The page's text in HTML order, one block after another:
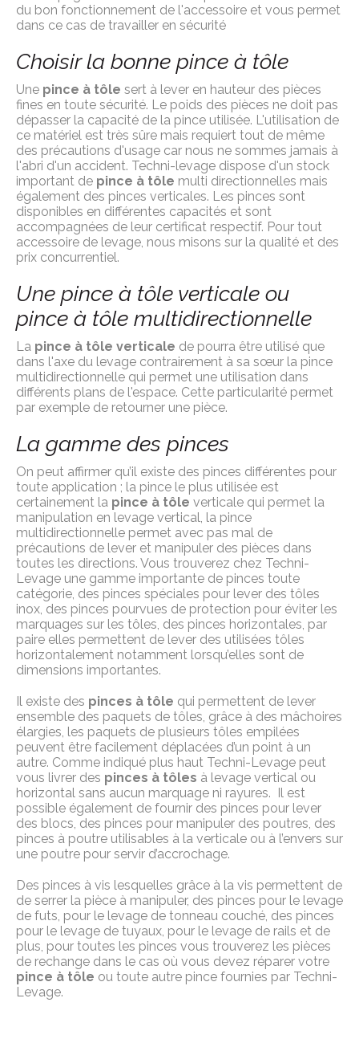
du bon fonctionnement de l'accessoire et vous permet
dans ce cas de travailler en sécurité
Choisir la bonne pince à tôle
Une pince à tôle sert à lever en hauteur des pièces
fines en toute sécurité. Le poids des pièces ne doit pas
dépasser la capacité de la pince utilisée. L'utilisation de
ce matériel est très sûre mais requiert tout de même
des précautions d'usage car nous ne sommes jamais à
l'abri d'un accident. Techni-levage dispose d'un stock
important de pince à tôle multi directionnelles mais
également des pinces verticales. Les pinces sont
disponibles en différentes capacités et sont
accompagnées de leur certificat respectif. Pour tout
accessoire de levage, nous misons sur la qualité et des
prix concurrentiel.
Une pince à tôle verticale ou
pince à tôle multidirectionnelle
La pince à tôle verticale de pourra être utilisé que
dans l'axe du levage contrairement à sa sœur la pince
multidirectionnelle qui permet une utilisation dans
différents plans de l'espace. Cette particularité permet
par exemple de retourner une pièce.
La gamme des pinces
On peut affirmer qu’il existe des pinces différentes pour
toute application ; la pince le plus utilisée est
certainement la pince à tôle verticale qui permet la
manipulation en levage vertical, la pince
multidirectionnelle permet avec pas mal de
précautions de lever et manipuler des pièces dans
toutes les directions. Vous trouverez chez Techni-
Levage une gamme importante de pinces toute
catégorie, des pinces spéciales pour lever des tôles
inox, des pinces pourvues de protection pour éviter les
marquages sur les tôles, des pinces horizontales, par
paire elles permettent de lever des utilisées tôles
horizontalement notamment lorsqu’elles sont de
dimensions importantes.
Il existe des pinces à tôle qui permettent de lever
ensemble des paquets de tôles, grâce à des mâchoires
élargies, les paquets de plusieurs tôles empilées
peuvent être facilement déplacées d’un point à un
autre. Comme indiqué plus haut Techni-Levage peut
vous livrer des pinces à tôles à levage vertical ou
horizontal sans aucun marquage ni rayures. Il est
possible également de fournir des pinces pour lever
des blocs, des pinces pour manipuler des poutres, des
pinces à poutre utilisables à la verticale ou à l’envers sur
une poutre pour servir d’accrochage.
Des pinces à vis lesquelles grâce à la vis permettent de
de serrer la pièce à manipuler, des pinces pour le levage
de futs, pour le levage de tonneau couché, des pinces
pour le levage de tuyaux, pour le levage de rails et de
plus, pour toutes les pinces vous trouverez les pièces
de rechange dans le cas où vous devez réparer votre
pince à tôle ou toute autre pince fournies par Techni-
Levage.